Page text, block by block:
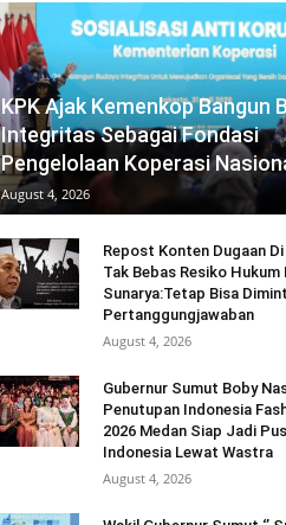
KPK Ajak Kemenkop Bangun
Integritas Sebagai Fondasi
Pengelolaan Koperasi
August 4, 2026
Repost Konten Dugaan
Tak Bebas Resiko Hukum
Sunarya:Tetap Bisa
Pertanggungjawaban
August 4, 2026
Gubernur Sumut Boby
Penutupan Indonesia
2026 Medan Siap Jadi
Indonesia Lewat Wastra
August 4, 2026